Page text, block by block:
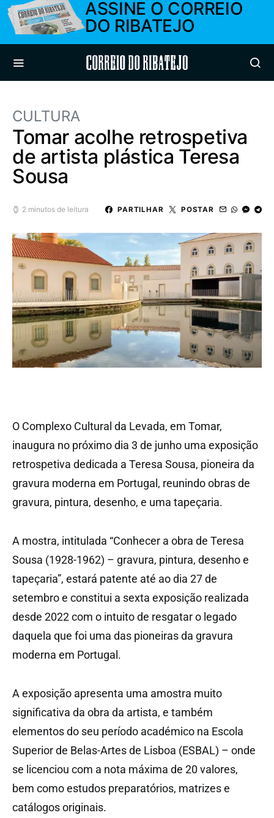
ASSINE O CORREIO
DO RIBATEJO
Correio do Ribatejo
CULTURA
Tomar acolhe retrospetiva
de artista plástica Teresa
Sousa
2 minutos de leitura PARTILHAR POSTAR
O Complexo Cultural da Levada, em Tomar,
inaugura no próximo dia 3 de junho uma exposição
retrospetiva dedicada a Teresa Sousa, pioneira da
gravura moderna em Portugal, reunindo obras de
gravura, pintura, desenho, e uma tapeçaria.
A mostra, intitulada “Conhecer a obra de Teresa
Sousa (1928-1962) – gravura, pintura, desenho e
tapeçaria”, estará patente até ao dia 27 de
setembro e constitui a sexta exposição realizada
desde 2022 com o intuito de resgatar o legado
daquela que foi uma das pioneiras da gravura
moderna em Portugal.
A exposição apresenta uma amostra muito
significativa da obra da artista, e também
elementos do seu período académico na Escola
Superior de Belas-Artes de Lisboa (ESBAL) – onde
se licenciou com a nota máxima de 20 valores,
bem como estudos preparatórios, matrizes e
catálogos originais.